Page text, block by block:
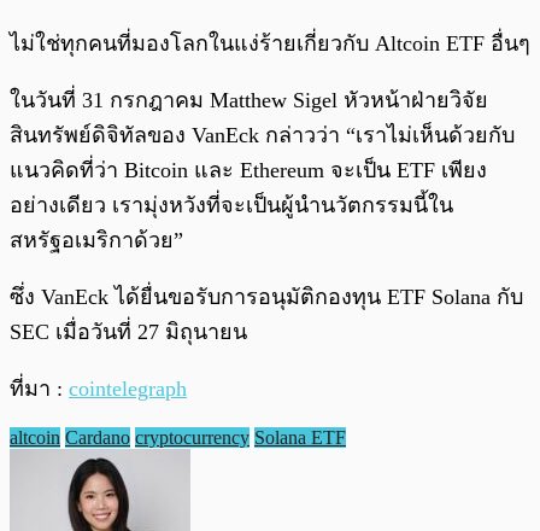
ไม่ใช่ทุกคนที่มองโลกในแง่ร้ายเกี่ยวกับ Altcoin ETF อื่นๆ
ในวันที่ 31 กรกฎาคม Matthew Sigel หัวหน้าฝ่ายวิจัย
สินทรัพย์ดิจิทัลของ VanEck กล่าวว่า “เราไม่เห็นด้วยกับ
แนวคิดที่ว่า Bitcoin และ Ethereum จะเป็น ETF เพียง
อย่างเดียว เรามุ่งหวังที่จะเป็นผู้นำนวัตกรรมนี้ใน
สหรัฐอเมริกาด้วย”
ซึ่ง VanEck ได้ยื่นขอรับการอนุมัติกองทุน ETF Solana กับ
SEC เมื่อวันที่ 27 มิถุนายน
ที่มา : cointelegraph
altcoin Cardano cryptocurrency Solana ETF